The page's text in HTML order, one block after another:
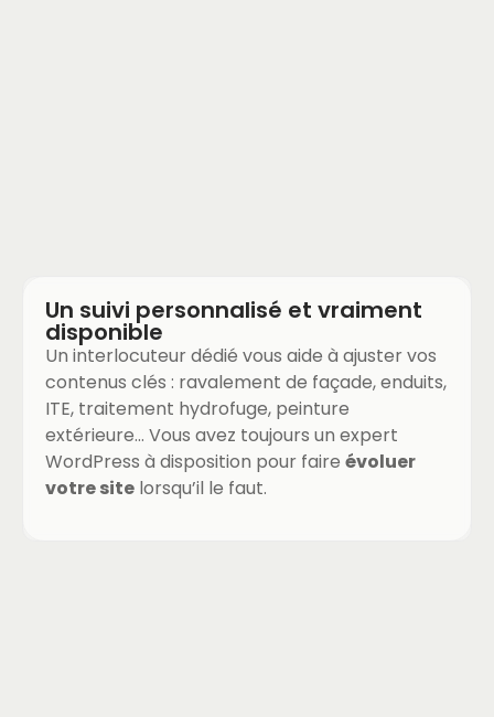
Un suivi personnalisé et vraiment
disponible
Un interlocuteur dédié vous aide à ajuster vos
contenus clés : ravalement de façade, enduits,
ITE, traitement hydrofuge, peinture
extérieure… Vous avez toujours un expert
WordPress à disposition pour faire évoluer
votre site lorsqu’il le faut.